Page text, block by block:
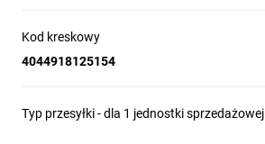
Kod kreskowy
4044918125154
Typ przesyłki - dla 1 jednostki sprzedażowej